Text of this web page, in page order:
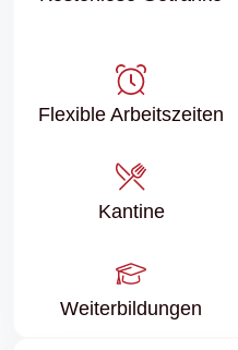
Flexible Arbeitszeiten
Kantine
Weiter­bildungen